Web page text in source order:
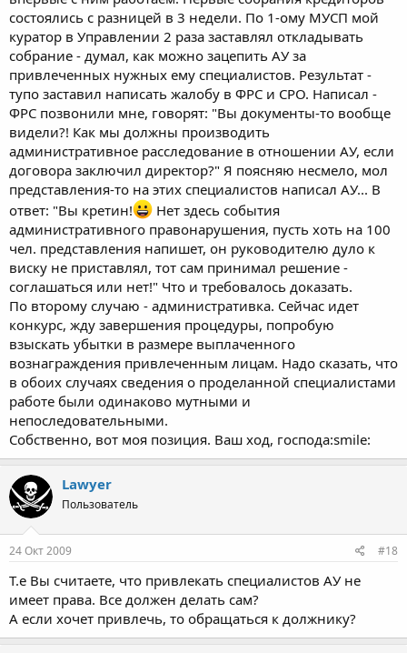
состоялись с разницей в 3 недели. По 1-ому МУСП мой
куратор в Управлении 2 раза заставлял откладывать
собрание - думал, как можно зацепить АУ за
привлеченных нужных ему специалистов. Результат -
тупо заставил написать жалобу в ФРС и СРО. Написал -
ФРС позвонили мне, говорят: "Вы документы-то вообще
видели?! Как мы должны производить
административное расследование в отношении АУ, если
договора заключил директор?" Я поясняю несмело, мол
представления-то на этих специалистов написал АУ... В
ответ: "Вы кретин!
Нет здесь события
административного правонарушения, пусть хоть на 100
чел. представления напишет, он руководителю дуло к
виску не приставлял, тот сам принимал решение -
соглашаться или нет!" Что и требовалось доказать.
По второму случаю - административка. Сейчас идет
конкурс, жду завершения процедуры, попробую
взыскать убытки в размере выплаченного
вознаграждения привлеченным лицам. Надо сказать, что
в обоих случаях сведения о проделанной специалистами
работе были одинаково мутными и
непоследовательными.
Собственно, вот моя позиция. Ваш ход, господа:smile:
Lawyer
Пользователь
24 Окт 2009 #18
Т.е Вы считаете, что привлекать специалистов АУ не
имеет права. Все должен делать сам?
А если хочет привлечь, то обращаться к должнику?